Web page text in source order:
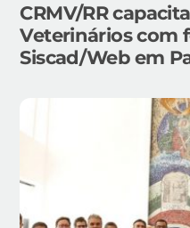
CRMV/RR
Veterinários com
Siscad/Web em